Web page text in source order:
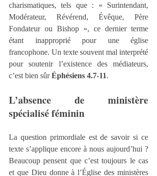
charismatiques, tels que : « Surintendant,
Modérateur, Révérend, Évêque, Père
Fondateur ou Bishop », ce dernier terme
étant inapproprié pour une église
francophone. Un texte souvent mal interprété
pour soutenir l’existence des médiateurs,
c’est bien sûr Éphésiens 4.7-11.
L’absence de ministère
spécialisé féminin
La question primordiale est de savoir si ce
texte s’applique encore à nous aujourd’hui ?
Beaucoup pensent que c’est toujours le cas
et que Dieu donne à l’Église des ministères